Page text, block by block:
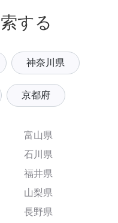
する
神奈川県
京都府
富山県
石川県
福井県
山梨県
長野県